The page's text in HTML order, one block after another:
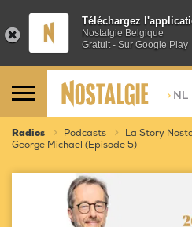
Téléchargez
Nostalgie Belgique
Gratuit - Sur Google Play
> NL
Radios Podcasts La Story
George Michael (Episode 5)